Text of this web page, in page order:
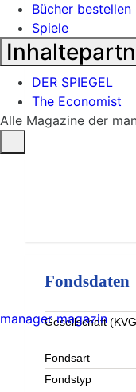
Fondsdaten
Gesellschaft
Fondsart
Fondstyp
Bücher bestellen
Spiele
DER SPIEGEL
The Economist
Alle Magazine der
manager magazin